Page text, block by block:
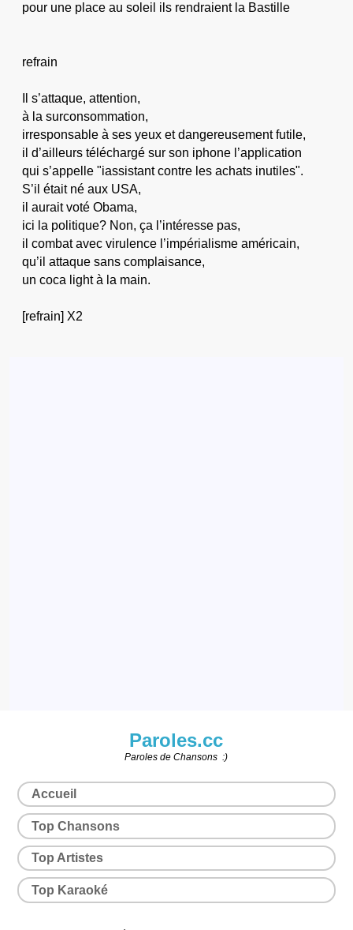
pour une place au soleil ils rendraient la Bastille
refrain
Il s’attaque, attention,
à la surconsommation,
irresponsable à ses yeux et dangereusement futile,
il d’ailleurs téléchargé sur son iphone l’application
qui s’appelle "iassistant contre les achats inutiles".
S’il était né aux USA,
il aurait voté Obama,
ici la politique? Non, ça l’intéresse pas,
il combat avec virulence l’impérialisme américain,
qu’il attaque sans complaisance,
un coca light à la main.
[refrain] X2
Paroles.cc
Paroles de Chansons :)
Accueil
Top Chansons
Top Artistes
Top Karaoké